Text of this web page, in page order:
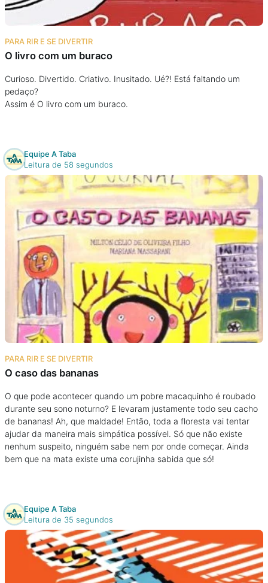
PARA RIR E SE DIVERTIR
O livro com um buraco
Curioso. Divertido. Criativo. Inusitado. Ué?! Está faltando um
pedaço?
Assim é O livro com um buraco.
Equipe A Taba
Leitura de 58 segundos
PARA RIR E SE DIVERTIR
O caso das bananas
O que pode acontecer quando um pobre macaquinho é roubado
durante seu sono noturno? E levaram justamente todo seu cacho
de bananas! Ah, que maldade! Então, toda a floresta vai tentar
ajudar da maneira mais simpática possível. Só que não existe
nenhum suspeito, ninguém sabe nem por onde começar. Ainda
bem que na mata existe uma corujinha sabida que só!
Equipe A Taba
Leitura de 35 segundos